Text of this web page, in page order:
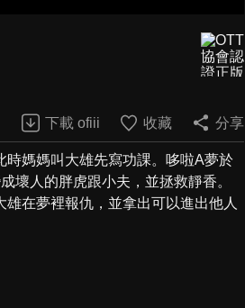
下載 ofiii 收藏 分享
時媽媽叫大雄先寫功課。哆啦A夢於
壞人的胖虎跟小夫，並拯救靜香。
在夢裡報仇，並拿出可以進出他人